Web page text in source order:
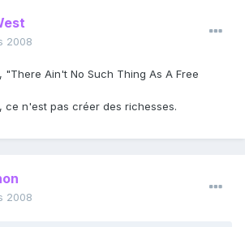
2008
"There Ain't No Such Thing As A Free
ce n'est pas créer des richesses.
2008